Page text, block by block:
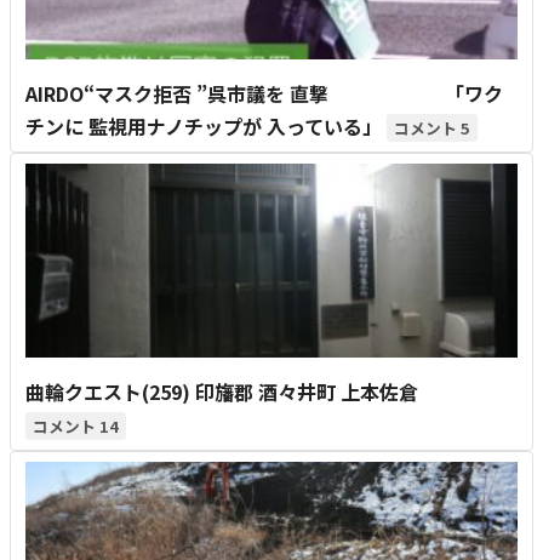
AIRDO“マスク拒否 ”呉市議を 直撃 「ワク
チンに 監視用ナノチップが 入っている」
5
曲輪クエスト(259) 印旛郡 酒々井町 上本佐倉
14